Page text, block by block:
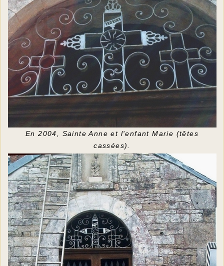
En 2004, Sainte Anne et l'enfant Marie (têtes
cassées).